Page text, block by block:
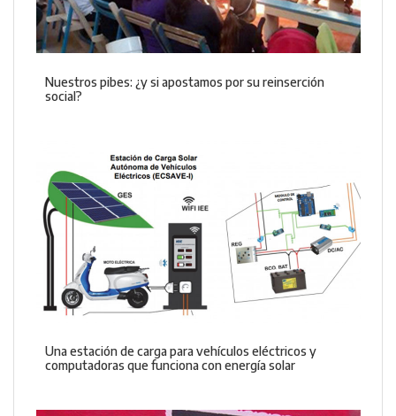
Nuestros pibes: ¿y si apostamos por su reinserción
social?
Una estación de carga para vehículos eléctricos y
computadoras que funciona con energía solar